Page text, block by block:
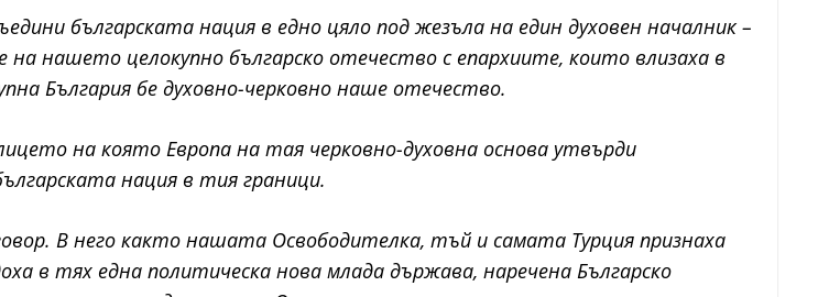
българската нация в едно цяло под жезъла на един духовен началник –
нашето целокупно българско отечество с епархиите, които влизаха в
България бе духовно-черковно наше отечество.
на която Европа на тая черковно-духовна основа утвърди
нация в тия граници.
В него както нашата Освободителка, тъй и самата Турция признаха
в тях една политическа нова млада държава, наречена Българско